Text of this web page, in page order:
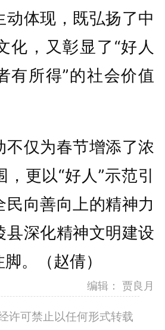
动体现，既弘扬了中
化，又彰显了“好人
有所得”的社会价值
仅为春节增添了浓
更以“好人”示范引
民向善向上的精神力
县深化精神文明建设
。（赵倩）
编辑：贾良月
许可禁止以任何形式转载